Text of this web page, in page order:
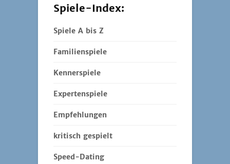
Spiele-Index:
Spiele A bis Z
Familienspiele
Kennerspiele
Expertenspiele
Empfehlungen
kritisch gespielt
Speed-Dating